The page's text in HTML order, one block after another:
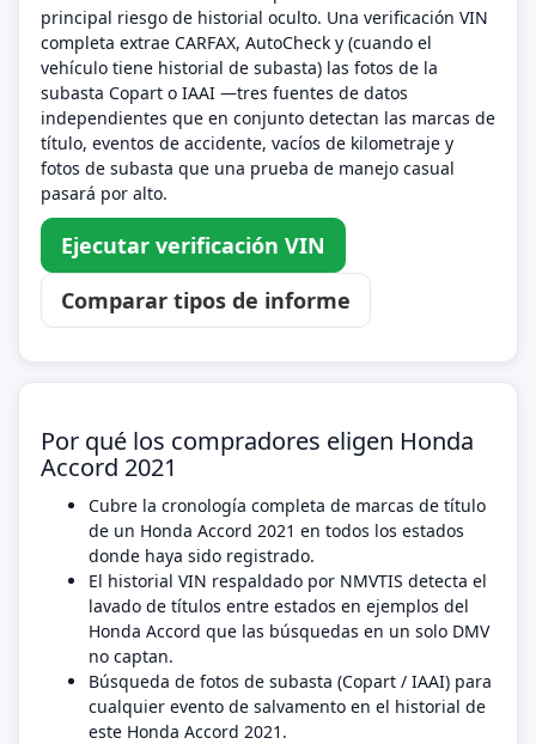
principal riesgo de historial oculto. Una verificación VIN
completa extrae CARFAX, AutoCheck y (cuando el
vehículo tiene historial de subasta) las fotos de la
subasta Copart o IAAI —tres fuentes de datos
independientes que en conjunto detectan las marcas de
título, eventos de accidente, vacíos de kilometraje y
fotos de subasta que una prueba de manejo casual
pasará por alto.
Ejecutar verificación VIN
Comparar tipos de informe
Por qué los compradores eligen Honda
Accord 2021
Cubre la cronología completa de marcas de título
de un Honda Accord 2021 en todos los estados
donde haya sido registrado.
El historial VIN respaldado por NMVTIS detecta el
lavado de títulos entre estados en ejemplos del
Honda Accord que las búsquedas en un solo DMV
no captan.
Búsqueda de fotos de subasta (Copart / IAAI) para
cualquier evento de salvamento en el historial de
este Honda Accord 2021.